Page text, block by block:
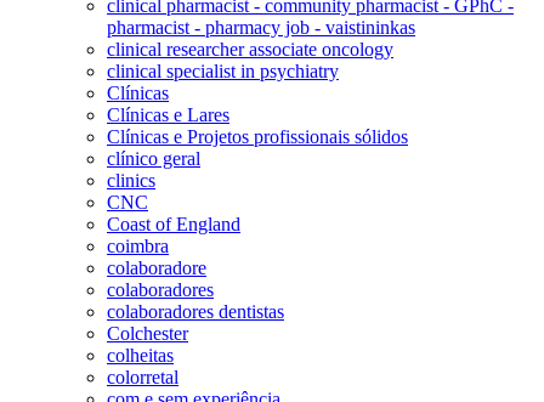
clinical pharmacist - community pharmacist - GPhC -
pharmacist - pharmacy job - vaistininkas
clinical researcher associate oncology
clinical specialist in psychiatry
Clínicas
Clínicas e Lares
Clínicas e Projetos profissionais sólidos
clínico geral
clinics
CNC
Coast of England
coimbra
colaboradore
colaboradores
colaboradores dentistas
Colchester
colheitas
colorretal